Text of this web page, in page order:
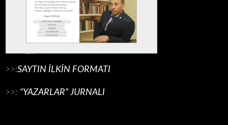
>>:SAYTIN İLKİN FORMATI
>>: “YAZARLAR” JURNALI